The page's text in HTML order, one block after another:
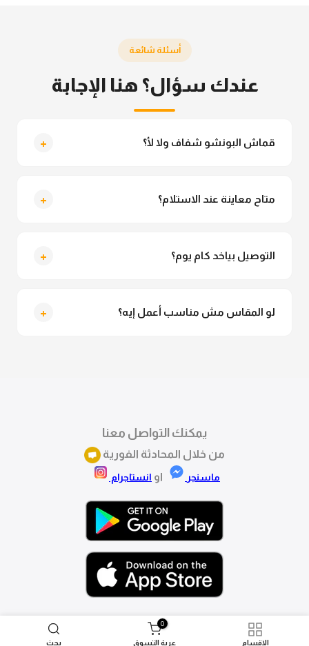
أسئلة شائعة
عندك سؤال؟ هنا الإجابة
قماش البونشو شفاف ولا لأ؟ +
متاح معاينة عند الاستلام؟ +
التوصيل بياخد كام يوم؟ +
لو المقاس مش مناسب أعمل إيه؟ +
يمكنك التواصل معنا
من خلال المحادثة الفورية
ماسنجر او انستاجرام
الاقسام
0
عربة التسوق بحث